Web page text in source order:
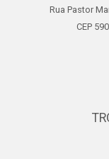
Rua Pastor
CEP